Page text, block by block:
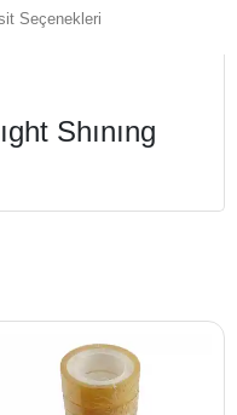
Seçenekleri
Shınıng